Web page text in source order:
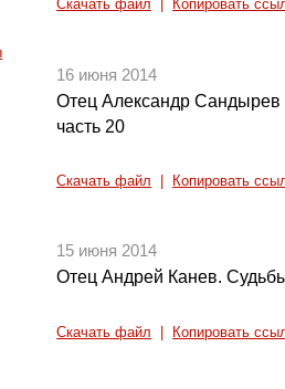
Скачать файл Копировать
16 июня 2014
Отец Александр Сандырев
часть 20
Скачать файл Копировать
15 июня 2014
Отец Андрей Канев.
Скачать файл Копировать